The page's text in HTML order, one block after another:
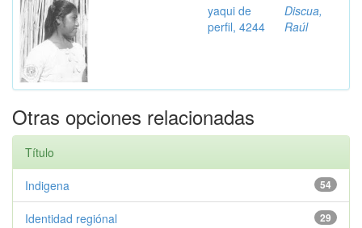
yaqui de
perfil, 4244
Discua,
Raúl
Otras opciones relacionadas
Título
54
Indigena
29
Identidad regiónal